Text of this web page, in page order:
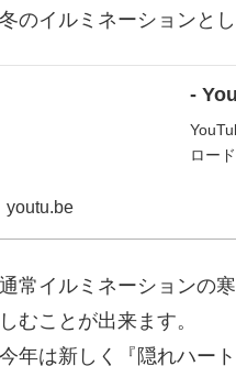
のイルミネーションと
-
ロー
youtu.be
常イルミネーションの
むことが出来ます。
年は新しく『隠れハー